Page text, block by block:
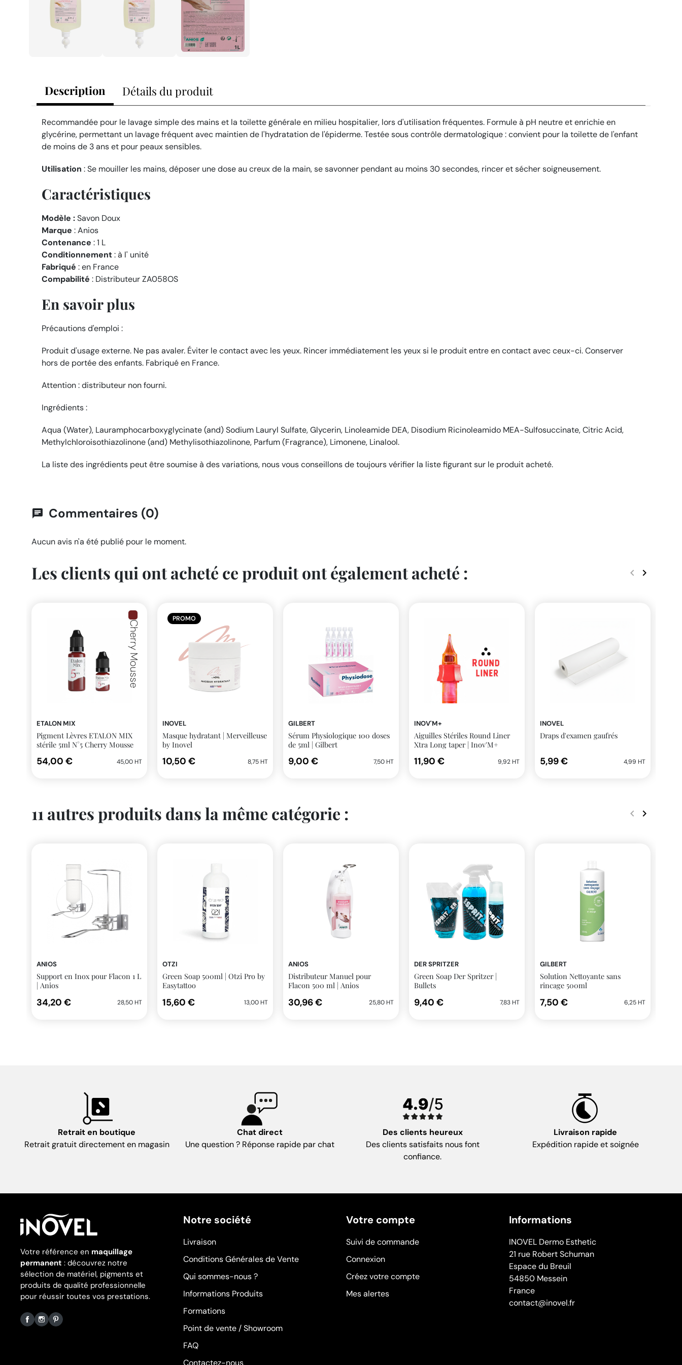
Description Détails du produit
Recommandée pour le lavage simple des mains et la toilette générale en milieu hospitalier, lors d'utilisation fréquentes. Formule à pH neutre et enrichie en
glycérine, permettant un lavage fréquent avec maintien de l'hydratation de l'épiderme. Testée sous contrôle dermatologique : convient pour la toilette de l'enfant
de moins de 3 ans et pour peaux sensibles.
Utilisation : Se mouiller les mains, déposer une dose au creux de la main, se savonner pendant au moins 30 secondes, rincer et sécher soigneusement.
Caractéristiques
Modèle :Savon Doux
Marque : Anios
Contenance : 1 L
Conditionnement: à l' unité
Fabriqué : en France
Compabilité : DistributeurZA058OS
En savoir plus
Précautions d'emploi :
Produit d'usage externe. Ne pas avaler. Éviter le contact avec les yeux. Rincer immédiatement les yeux si le produit entre en contact avec ceux-ci. Conserver
hors de portée des enfants. Fabriqué en France.
Attention : distributeur non fourni.
Ingrédients :
Aqua (Water), Lauramphocarboxyglycinate (and) Sodium Lauryl Sulfate, Glycerin, Linoleamide DEA, Disodium Ricinoleamido MEA-Sulfosuccinate, Citric Acid,
Methylchloroisothiazolinone (and) Methylisothiazolinone, Parfum (Fragrance), Limonene, Linalool.
La liste des ingrédients peut être soumise à des variations, nous vous conseillons de toujours vérifier la liste figurant sur le produit acheté.
chat Commentaires (0)
Aucun avis n'a été publié pour le moment.
Les clients qui ont acheté ce produit ont également acheté : Précédent
keyboard_arrow_left Suivant
keyboard_arrow_right
Cherry Mousse
ETALON MIX
Pigment Lèvres ETALON MIX
stérile 5ml N°5 Cherry Mousse
54,00 € 45,00 HT
PROMO
INOVEL
Masque hydratant | Merveilleuse
by Inovel
10,50 € 8,75 HT
GILBERT
Sérum Physiologique 100 doses
de 5ml | Gilbert
9,00 € 7,50 HT
INOV'M+
Aiguilles Stériles Round Liner
Xtra Long taper | Inov'M+
11,90 € 9,92 HT
INOVEL
Draps d'examen gaufrés
5,99 € 4,99 HT
11 autres produits dans la même catégorie : Précédent
keyboard_arrow_left Suivant
keyboard_arrow_right
ANIOS
Support en Inox pour Flacon 1 L
| Anios
34,20 € 28,50 HT
OTZI
Green Soap 500ml | Otzi Pro by
Easytattoo
15,60 € 13,00 HT
ANIOS
Distributeur Manuel pour
Flacon 500 ml | Anios
30,96 € 25,80 HT
DER SPRITZER
Green Soap Der Spritzer |
Bullets
9,40 € 7,83 HT
GILBERT
Solution Nettoyante sans
rincage 500ml
7,50 € 6,25 HT
Retrait en boutique
Retrait gratuit directement en magasin
Chat direct
Une question ? Réponse rapide par chat
Des clients heureux
Des clients satisfaits nous font
confiance.
Livraison rapide
Expédition rapide et soignée
Votre référence en maquillage
permanent : découvrez notre
sélection de matériel, pigments et
produits de qualité professionnelle
pour réussir toutes vos prestations.
Facebook
Instagram
Pinterest
Notre société
Livraison
Conditions Générales de Vente
Qui sommes-nous ?
Informations Produits
Formations
Point de vente / Showroom
FAQ
Contactez-nous
Votre compte
Suivi de commande
Connexion
Créez votre compte
Mes alertes
Informations
INOVEL Dermo Esthetic
21 rue Robert Schuman
Espace du Breuil
54850 Messein
France
contact@inovel.fr